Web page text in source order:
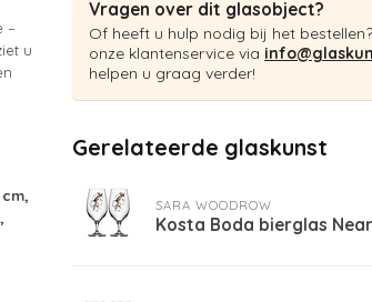
–
u
Vragen over dit glasobject?
Of heeft u hulp nodig bij het
onze klantenservice via
helpen u graag verder!
Gerelateerde glaskunst
SARA WOODROW
Kosta Boda bierglas